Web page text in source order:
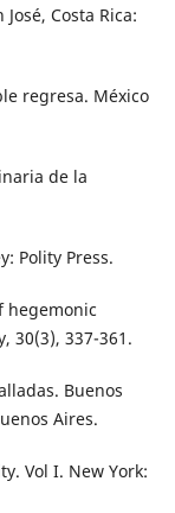
Costa Rica:
regresa. México
de la
Polity Press.
hegemonic
30(3), 337-361.
Buenos
Aires.
Vol I. New York: